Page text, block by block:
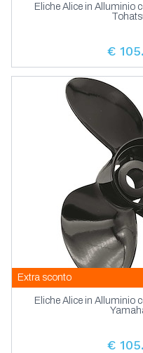
Eliche Alice in Alluminio
€
Extra sconto
Eliche Alice in Alluminio
€